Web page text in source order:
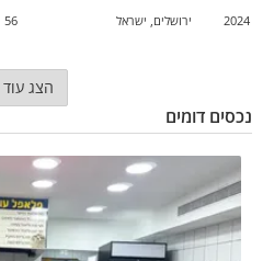
2024
ירושלים, ישראל 56
הצג עוד
נכסים דומים